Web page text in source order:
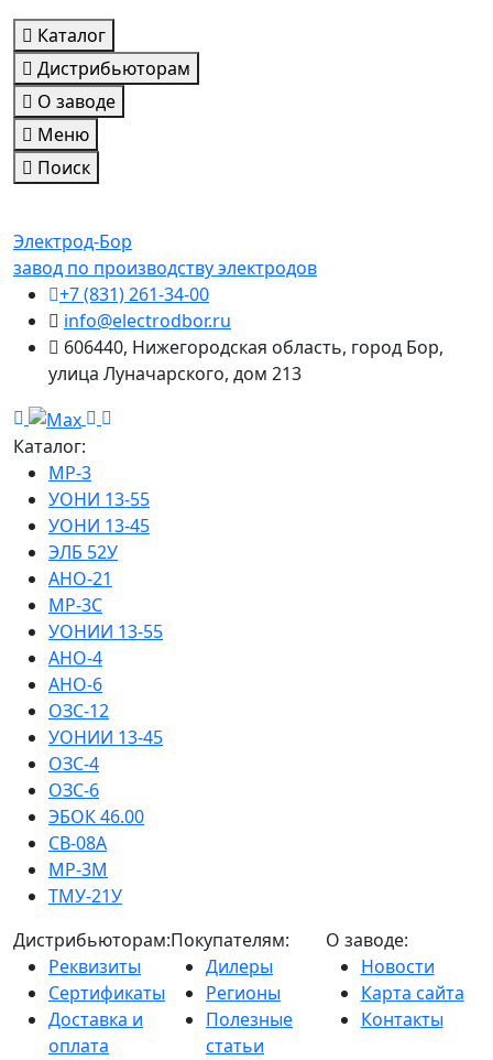
Каталог
Дистрибьюторам
О заводе
Меню
Поиск
Электрод-Бор
завод по производству электродов
+7 (831) 261-34-00
info@electrodbor.ru
606440, Нижегородская область, город Бор,
улица Луначарского, дом 213
Каталог:
МР-3
УОНИ 13-55
УОНИ 13-45
ЭЛБ 52У
АНО-21
МР-3С
УОНИИ 13-55
АНО-4
АНО-6
ОЗС-12
УОНИИ 13-45
ОЗС-4
ОЗС-6
ЭБОК 46.00
СВ-08А
МР-3М
ТМУ-21У
Дистрибьюторам:
Реквизиты
Сертификаты
Доставка и
оплата
Покупателям:
Дилеры
Регионы
Полезные
статьи
О заводе:
Новости
Карта сайта
Контакты